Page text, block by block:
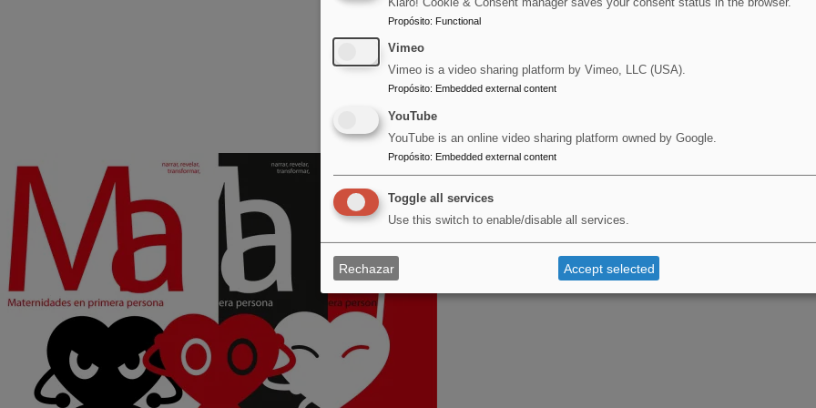
Image
Propósito: Functional
Vimeo
Vimeo is a video sharing platform by Vimeo, LLC (USA).
Propósito: Embedded external content
YouTube
YouTube is an online video sharing platform owned by Google.
Propósito: Embedded external content
Toggle all services
Use this switch to enable/disable all services.
Rechazar Accept selected